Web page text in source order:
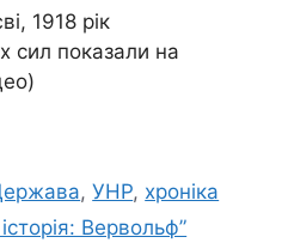
1918 рік
сил показали на
,УНР, хроніка
Вервольф”